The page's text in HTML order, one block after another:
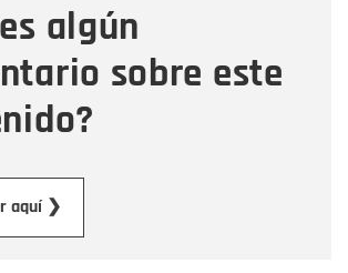
algún
sobre este
aquí ❯